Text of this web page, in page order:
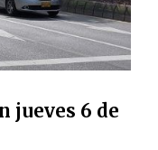
jueves 6 de